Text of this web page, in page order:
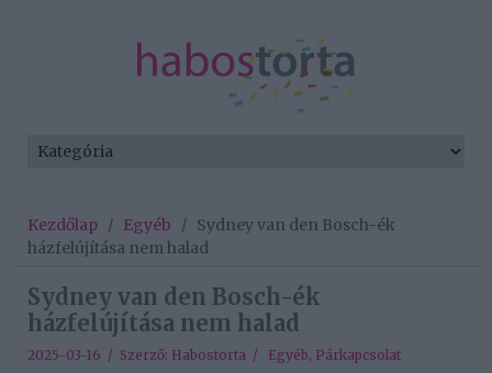
Kezdőlap / Egyéb / Sydney van den Bosch-ék
házfelújítása nem halad
Sydney van den Bosch-ék
házfelújítása nem halad
2025-03-16 / Szerző: Habostorta / Egyéb, Párkapcsolat